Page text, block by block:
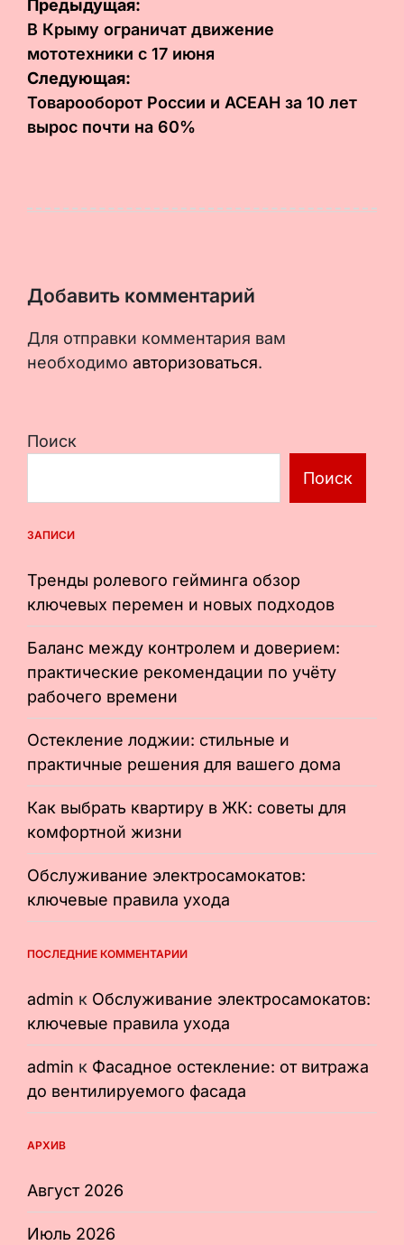
по
записям
Предыдущая:
В Крыму ограничат движение
мототехники с 17 июня
Следующая:
Товарооборот России и АСЕАН за 10 лет
вырос почти на 60%
Добавить комментарий
Для отправки комментария вам
необходимо авторизоваться.
Поиск
Поиск
ЗАПИСИ
Тренды ролевого гейминга обзор
ключевых перемен и новых подходов
Баланс между контролем и доверием:
практические рекомендации по учёту
рабочего времени
Остекление лоджии: стильные и
практичные решения для вашего дома
Как выбрать квартиру в ЖК: советы для
комфортной жизни
Обслуживание электросамокатов:
ключевые правила ухода
ПОСЛЕДНИЕ КОММЕНТАРИИ
admin к Обслуживание электросамокатов:
ключевые правила ухода
admin к Фасадное остекление: от витража
до вентилируемого фасада
АРХИВ
Август 2026
Июль 2026